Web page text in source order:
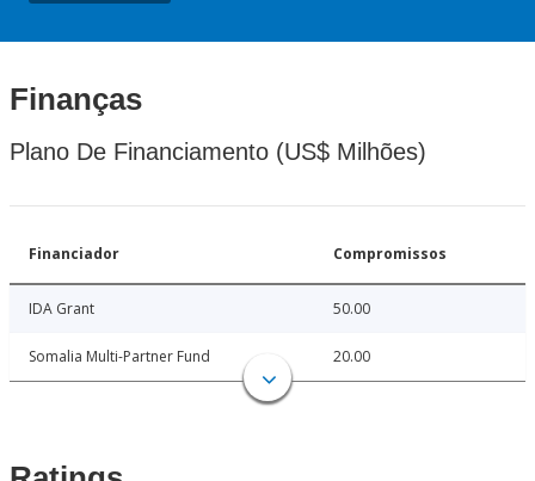
Finanças
Plano De Financiamento (US$ Milhões)
Financiador Compromissos
IDA Grant 50.00
Somalia Multi-Partner Fund 20.00